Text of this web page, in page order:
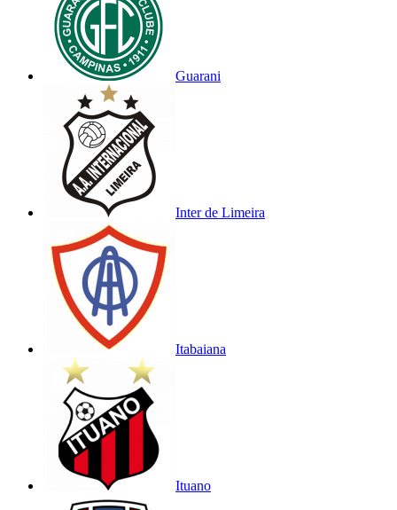
Guarani
Inter de Limeira
Itabaiana
Ituano